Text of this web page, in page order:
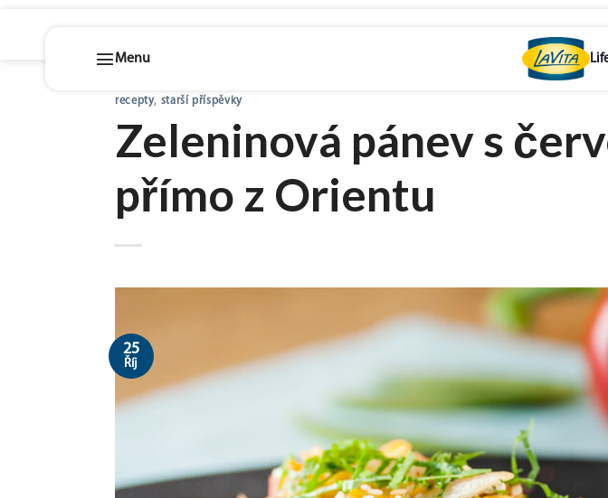
recepty, starší příspěvky
Zeleninová pánev s
přímo z Orientu
25
Říj